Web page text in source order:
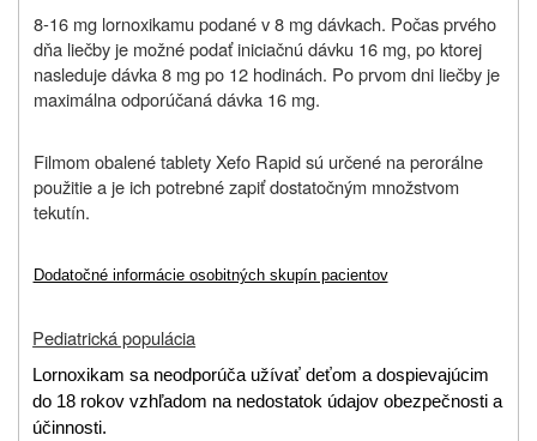
8-16 mg lornoxikamu podané v 8 mg dávkach. Počas prvého
dňa liečby je možné podať iniciačnú dávku 16 mg, po ktorej
nasleduje dávka 8 mg po 12 hodinách. Po prvom dni liečby je
maximálna odporúčaná dávka 16 mg.
Filmom obalené tablety Xefo Rapid sú určené na perorálne
použitie a je ich potrebné zapiť dostatočným množstvom
tekutín.
Dodatočné informácie osobitných skupín pacientov
Pediatrická populácia
Lornoxikam sa neodporúča užívať deťom a dospievajúcim
do 18 rokov vzhľadom na nedostatok údajov obezpečnosti a
účinnosti.